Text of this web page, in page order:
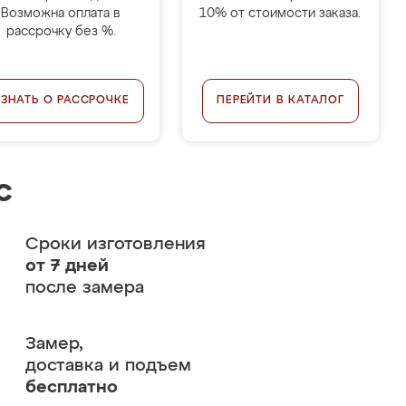
Возможна оплата в
рассрочку без %.
О РАССРОЧКЕ
10% от стоимости заказа.
ПЕРЕЙТИ В КАТАЛОГ
Сроки изготовления
от 7 дней
после замера
Замер,
доставка и подъем
бесплатно